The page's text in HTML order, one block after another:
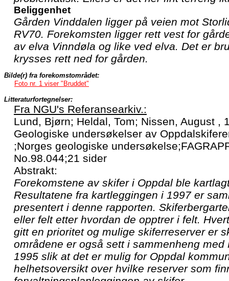
Beliggenhet
Gården Vinddalen ligger på veien mot
RV70. Forekomsten ligger rett vest for
av elva Vinndøla og like ved elva. Det er
krysses rett ned for gården.
Bilde(r) fra forekomstområdet:
Foto nr. 1 viser "Bruddet"
Litteraturfortegnelser:
Fra NGU's Referansearkiv.:
Lund, Bjørn; Heldal, Tom; Nissen, August ,
Geologiske undersøkelser av
;Norges geologiske
No.98.044;21 sider
Abstrakt:
Forekomstene av skifer i Oppdal ble
Resultatene fra kartleggingen i 1997 er
presentert i denne rapporten.
eller felt etter hvordan de opptrer i felt.
gitt en prioritet og mulige skiferreserver er
områdene er også sett i sammenheng med
1995 slik at det er mulig for Oppdal
helhetsoversikt over hvilke reserver som